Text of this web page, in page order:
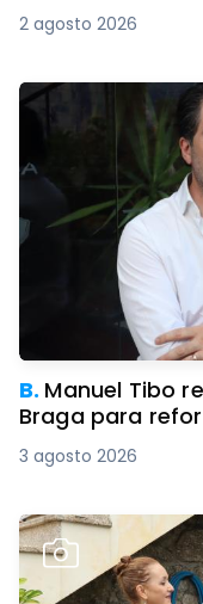
2 agosto 2026
B. Manuel Tibo
Braga para
3 agosto 2026